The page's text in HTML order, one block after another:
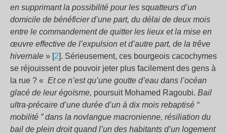
en supprimant la possibilité pour les squatteurs d’un
domicile de bénéficier d’une part, du délai de deux mois
entre le commandement de quitter les lieux et la mise en
œuvre effective de l’expulsion et d’autre part, de la trêve
hivernale » [2]. Sérieusement, ces bourgeois cacochymes
se réjouissent de pouvoir jeter plus facilement des gens à
la rue ? « Et ce n’est qu’une goutte d’eau dans l’océan
glacé de leur égoïsme, poursuit Mohamed Ragoubi. Bail
ultra-précaire d’une durée d’un à dix mois rebaptisé “
mobilité ” dans la novlangue macronienne, résiliation du
bail de plein droit quand l’un des habitants d’un logement